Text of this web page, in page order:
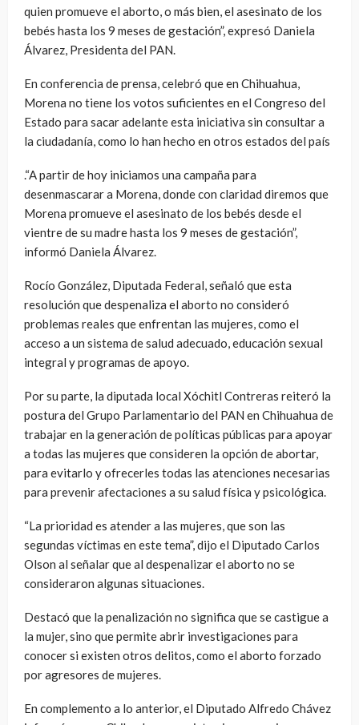
quien promueve el aborto, o más bien, el asesinato de los
bebés hasta los 9 meses de gestación”, expresó Daniela
Álvarez, Presidenta del PAN.
En conferencia de prensa, celebró que en Chihuahua,
Morena no tiene los votos suficientes en el Congreso del
Estado para sacar adelante esta iniciativa sin consultar a
la ciudadanía, como lo han hecho en otros estados del país
.“A partir de hoy iniciamos una campaña para
desenmascarar a Morena, donde con claridad diremos que
Morena promueve el asesinato de los bebés desde el
vientre de su madre hasta los 9 meses de gestación”,
informó Daniela Álvarez.
Rocío González, Diputada Federal, señaló que esta
resolución que despenaliza el aborto no consideró
problemas reales que enfrentan las mujeres, como el
acceso a un sistema de salud adecuado, educación sexual
integral y programas de apoyo.
Por su parte, la diputada local Xóchitl Contreras reiteró la
postura del Grupo Parlamentario del PAN en Chihuahua de
trabajar en la generación de políticas públicas para apoyar
a todas las mujeres que consideren la opción de abortar,
para evitarlo y ofrecerles todas las atenciones necesarias
para prevenir afectaciones a su salud física y psicológica.
“La prioridad es atender a las mujeres, que son las
segundas víctimas en este tema”, dijo el Diputado Carlos
Olson al señalar que al despenalizar el aborto no se
consideraron algunas situaciones.
Destacó que la penalización no significa que se castigue a
la mujer, sino que permite abrir investigaciones para
conocer si existen otros delitos, como el aborto forzado
por agresores de mujeres.
En complemento a lo anterior, el Diputado Alfredo Chávez